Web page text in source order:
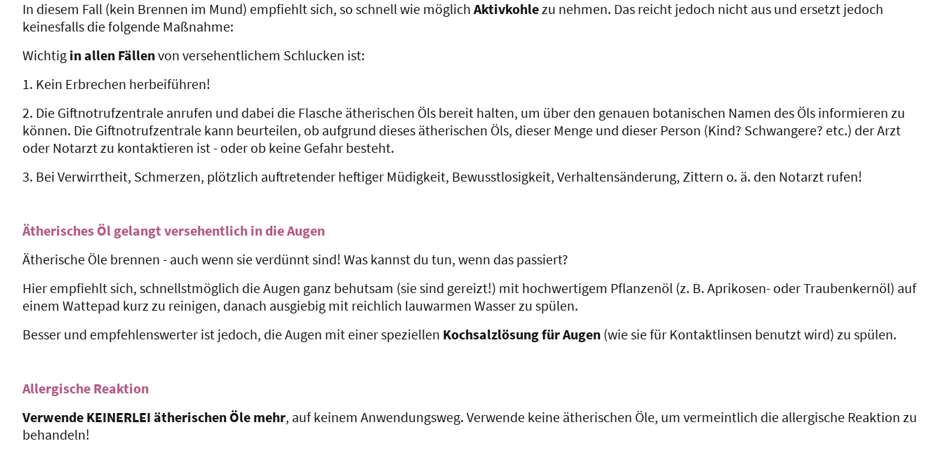
In diesem Fall (kein Brennen im Mund) empfiehlt sich, so schnell wie möglich Aktivkohlezu nehmen. Das reicht jedoch nicht aus und ersetzt jedoch
keinesfalls die folgende Maßnahme:
Wichtig in allen Fällenvon versehentlichem Schlucken ist:
1. Kein Erbrechen herbeiführen!
2. Die Giftnotrufzentrale anrufen und dabei die Flasche ätherischen Öls bereit halten, um über den genauen botanischen Namen des Öls informieren zu
können. Die Giftnotrufzentrale kann beurteilen, ob aufgrund dieses ätherischen Öls, dieser Menge und dieser Person (Kind? Schwangere? etc.) der Arzt
oder Notarzt zu kontaktieren ist - oder ob keine Gefahr besteht.
3. Bei Verwirrtheit, Schmerzen, plötzlich auftretender heftiger Müdigkeit, Bewusstlosigkeit, Verhaltensänderung, Zittern o. ä. den Notarzt rufen!
Ätherisches Öl gelangt versehentlich in die Augen
Ätherische Öle brennen - auch wenn sie verdünnt sind! Was kannst du tun, wenn das passiert?
Hier empfiehlt sich, schnellstmöglich die Augen ganz behutsam (sie sind gereizt!) mit hochwertigem Pflanzenöl (z. B. Aprikosen- oder Traubenkernöl) auf
einem Wattepad kurz zu reinigen, danach ausgiebig mit reichlich lauwarmen Wasser zu spülen.
Besser und empfehlenswerter ist jedoch, die Augen mit einer speziellen Kochsalzlösung für Augen (wie sie für Kontaktlinsen benutzt wird) zu spülen.
Allergische Reaktion
Verwende KEINERLEI ätherischen Öle mehr, auf keinem Anwendungsweg. Verwende keine ätherischen Öle, um vermeintlich die allergische Reaktion zu
behandeln!